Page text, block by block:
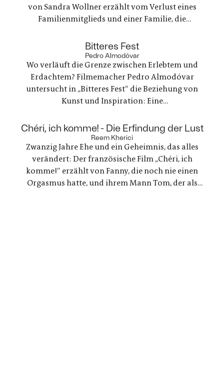
von Sandra Wollner erzählt vom Verlust eines
Familienmitglieds und einer Familie, die
ungewöhnlicher Familienurlaub wird zu einem
Spannungsfeld zwischen Trauer, Erinnerungen
und einer Welt, die nie innehält.
Bitteres Fest
Pedro Almodóvar
Wo verläuft die Grenze zwischen Erlebtem und
Erdachtem? Filmemacher Pedro Almodóvar
untersucht in „Bitteres Fest“ die Beziehung von
Kunst und Inspiration: Eine
nach Lanzarote reist, um zu trauern und ein
Regisseur, der in einer kreativen Krise steckt - zwei
Geschichten, die zunehmend verschmelzen.
Chéri, ich komme! - Die Erfindung der Lust
Reem Kherici
Zwanzig Jahre Ehe und ein Geheimnis, das alles
verändert: Der französische Film „Chéri, ich
komme!“ erzählt von Fanny, die noch nie einen
Orgasmus hatte, und ihrem Mann Tom, der als